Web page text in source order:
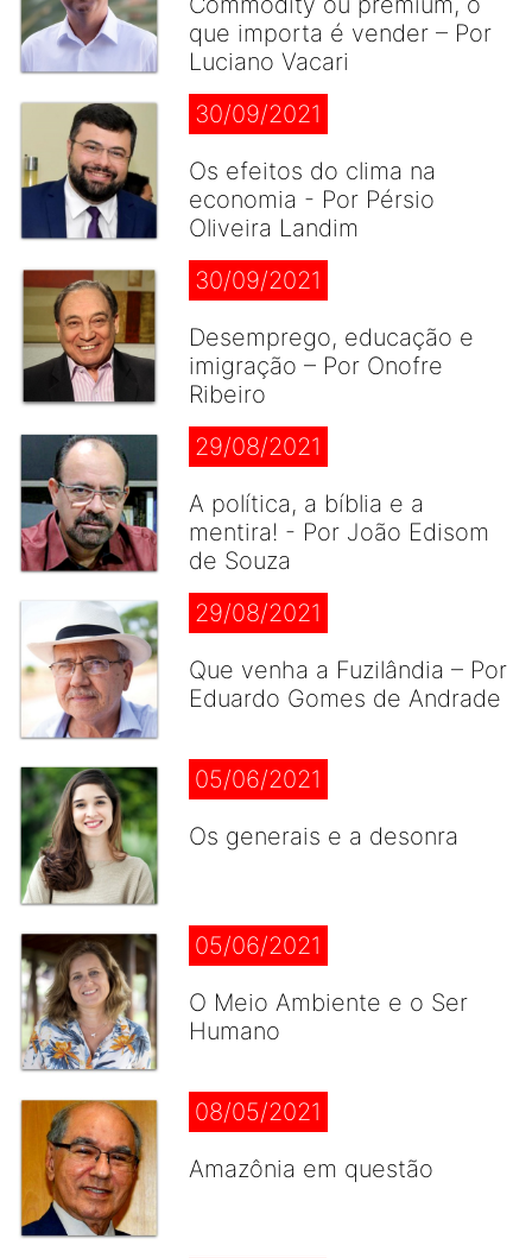
que importa é vender – Por
Luciano Vacari
30/09/2021
Os efeitos do clima na
economia - Por Pérsio
Oliveira Landim
30/09/2021
Desemprego, educação e
imigração – Por Onofre
Ribeiro
29/08/2021
A política, a bíblia e a
mentira! - Por João Edisom
de Souza
29/08/2021
Que venha a Fuzilândia – Por
Eduardo Gomes de Andrade
05/06/2021
Os generais e a desonra
05/06/2021
O Meio Ambiente e o Ser
Humano
08/05/2021
Amazônia em questão